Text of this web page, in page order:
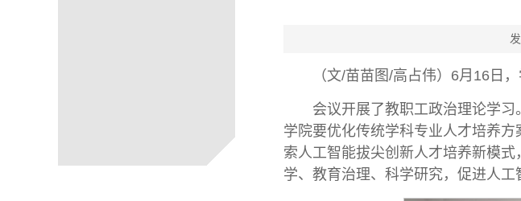
（文/苗苗图/高占伟）6月16日
会议开展了教职工政治理论学习
学院要优化传统学科专业人才培养
索人工智能拔尖创新人才培养新模
学、教育治理、科学研究，促进人工